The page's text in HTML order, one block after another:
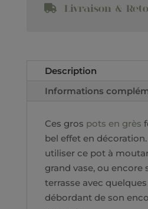
Livraison &
Description
Informations
Ces gros pots en grès
bel effet en
utiliser ce pot à
grand vase, ou encore
terrasse avec
débordant de son